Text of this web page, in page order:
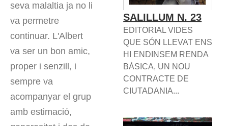
seva malaltia ja no li
va permetre
continuar. L'Albert
va ser un bon amic,
proper i senzill, i
sempre va
acompanyar el grup
amb estimació,
SALILLUM N. 23
EDITORIAL VIDES
QUE SÓN LLEVAT ENS
HI ENDINSEM RENDA
BÀSICA, UN NOU
CONTRACTE DE
CIUTADANIA...